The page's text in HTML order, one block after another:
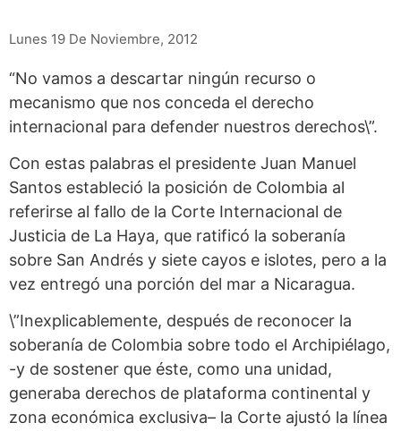
Lunes 19 De Noviembre, 2012
“No vamos a descartar ningún recurso o
mecanismo que nos conceda el derecho
internacional para defender nuestros derechos\”.
Con estas palabras el presidente Juan Manuel
Santos estableció la posición de Colombia al
referirse al fallo de la Corte Internacional de
Justicia de La Haya, que ratificó la soberanía
sobre San Andrés y siete cayos e islotes, pero a la
vez entregó una porción del mar a Nicaragua.
\”Inexplicablemente, después de reconocer la
soberanía de Colombia sobre todo el Archipiélago,
-y de sostener que éste, como una unidad,
generaba derechos de plataforma continental y
zona económica exclusiva– la Corte ajustó la línea